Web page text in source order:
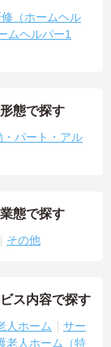
（ホームヘル
ムヘルパー1
態で探す
・パート・アル
態で探す
その他
ス内容で探す
人ホーム
サー
老人ホーム（特